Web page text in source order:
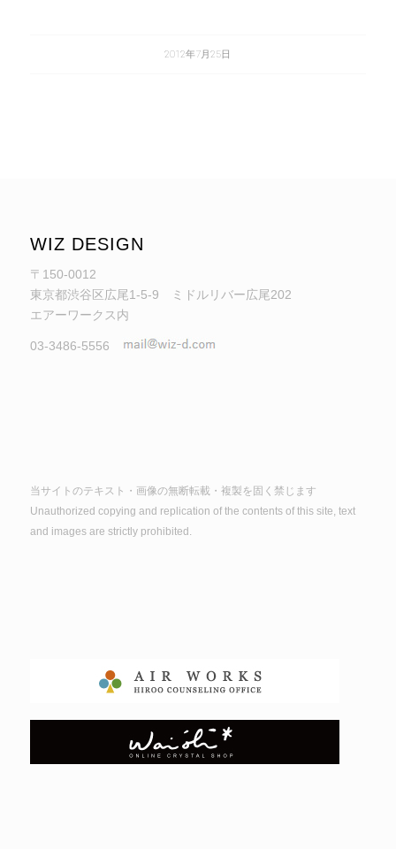
2012年7月25日
WIZ DESIGN
〒150-0012
東京都渋谷区広尾1-5-9 ミドルリバー広尾202
エアーワークス内
03-3486-5556
当サイトのテキスト・画像の無断転載・複製を固く禁じます
Unauthorized copying and replication of the contents of this site, text
and images are strictly prohibited.